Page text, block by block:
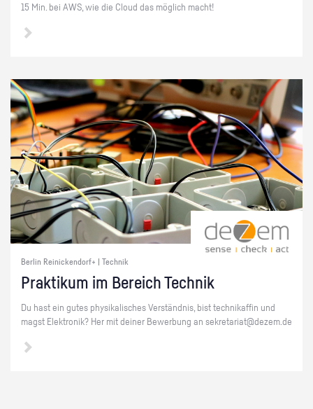
15 Min. bei AWS, wie die Cloud das mög­lich macht!
Berlin Reinickendorf+ | Technik
Prak­ti­kum im Be­reich Tech­nik
Du hast ein gutes phy­si­ka­li­sches Ver­ständ­nis, bist tech­ni­kaf­fin und
magst Elek­tro­nik? Her mit dei­ner Be­wer­bung an se­kre­ta­ri­at@​dezem.​de